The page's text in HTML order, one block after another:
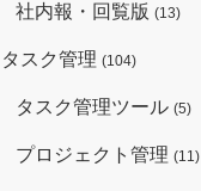
社内報・回覧版 (13)
タスク管理 (104)
タスク管理ツール (5)
プロジェクト管理 (11)